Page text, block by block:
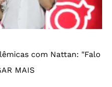
com Nattan: "Falo
MAIS